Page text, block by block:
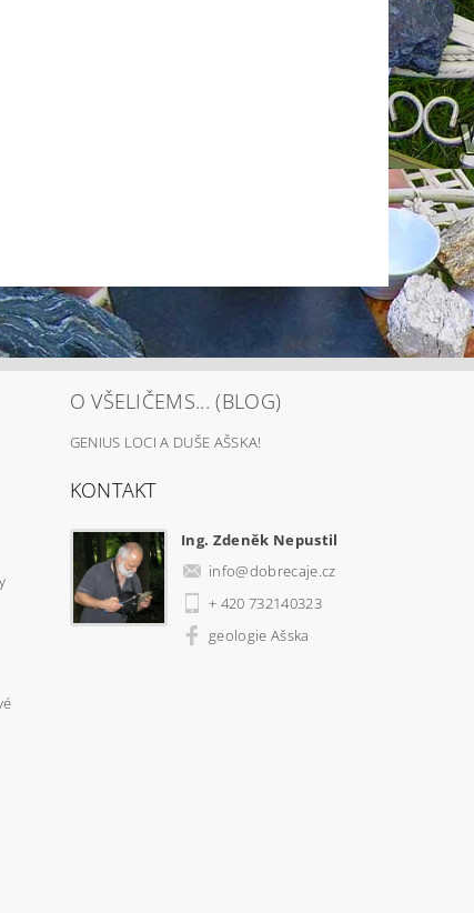
O VŠELIČEMS... (BLOG)
GENIUS LOCI A DUŠE AŠSKA!
KONTAKT
Ing. Zdeněk Nepustil
info@dobrecaje.cz
+ 420 732140323
geologie Ašska